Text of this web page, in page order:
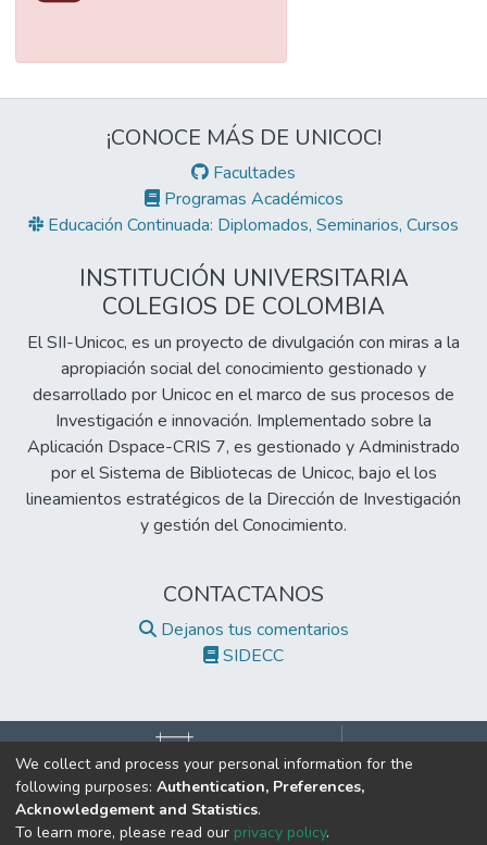
¡CONOCE MÁS DE UNICOC!
Facultades
Programas Académicos
Educación Continuada: Diplomados, Seminarios, Cursos
INSTITUCIÓN UNIVERSITARIA
COLEGIOS DE COLOMBIA
El SII-Unicoc, es un proyecto de divulgación con miras a la
apropiación social del conocimiento gestionado y
desarrollado por Unicoc en el marco de sus procesos de
Investigación e innovación. Implementado sobre la
Aplicación Dspace-CRIS 7, es gestionado y Administrado
por el Sistema de Bibliotecas de Unicoc, bajo el los
lineamientos estratégicos de la Dirección de Investigación
y gestión del Conocimiento.
CONTACTANOS
Dejanos tus comentarios
SIDECC
©2017 Todos los derechos reservados.
Institución de Educación Superior Sujeta a Inspección y Vigilancia
We collect and process your personal information for the
following purposes: Authentication, Preferences,
Acknowledgement and Statistics.
To learn more, please read our privacy policy.